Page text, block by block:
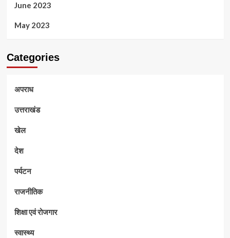
June 2023
May 2023
Categories
अपराध
उत्तराखंड
खेल
देश
पर्यटन
राजनीतिक
शिक्षा एवं रोजगार
स्वास्थ्य